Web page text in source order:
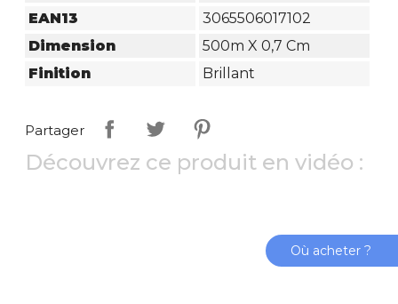
EAN13
3065506017102
Dimension
500m X 0,7 Cm
Finition
Brillant
Partager
Découvrez ce produit en vidéo :
Où acheter ?